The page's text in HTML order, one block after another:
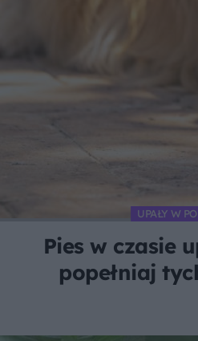
UPAŁY W
Pies w czasie
popełniaj